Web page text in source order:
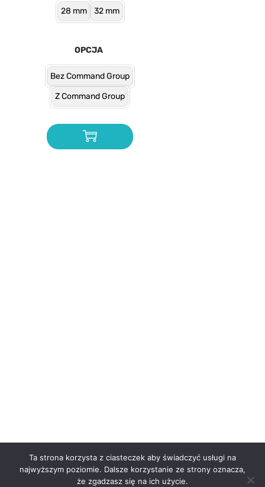
28 mm 32 mm
OPCJA
Bez Command Group
Z Command Group
Ta strona korzysta z ciasteczek aby świadczyć usługi na
najwyższym poziomie. Dalsze korzystanie ze strony oznacza,
że zgadzasz się na ich użycie.